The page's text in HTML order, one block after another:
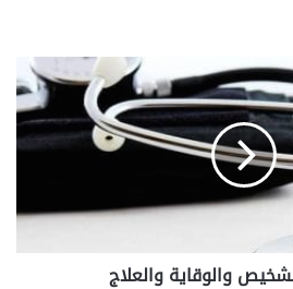
والوقاية والعلاج